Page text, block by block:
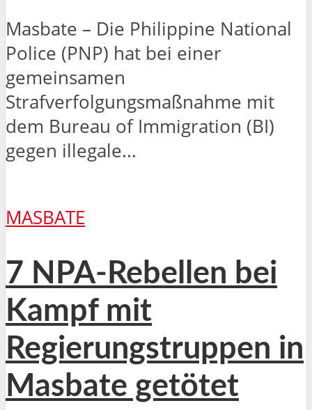
Masbate – Die Philippine National
Police (PNP) hat bei einer
gemeinsamen
Strafverfolgungsmaßnahme mit
dem Bureau of Immigration (BI)
gegen illegale...
MASBATE
7 NPA-Rebellen bei
Kampf mit
Regierungstruppen in
Masbate getötet